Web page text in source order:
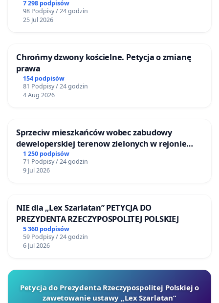
Centrum Zdrowia Dziecka w Katowicach
7 298 podpisów
98 Podpisy / 24 godzin
25 Jul 2026
Chrońmy dzwony kościelne. Petycja o zmianę
prawa
154 podpisów
81 Podpisy / 24 godzin
4 Aug 2026
Sprzeciw mieszkańców wobec zabudowy
deweloperskiej terenow zielonych w rejonie
Bulwarów Straceńskich w Bielsku-Białej
1 250 podpisów
71 Podpisy / 24 godzin
9 Jul 2026
NIE dla „Lex Szarlatan” PETYCJA DO
PREZYDENTA RZECZYPOSPOLITEJ POLSKIEJ
5 360 podpisów
59 Podpisy / 24 godzin
6 Jul 2026
Petycja do Prezydenta Rzeczypospolitej Polskiej o
zawetowanie ustawy „Lex Szarlatan”